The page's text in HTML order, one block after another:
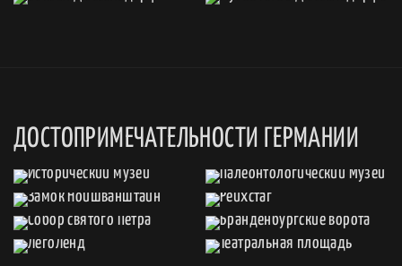
ДОСТОПРИМЕЧАТЕЛЬНОСТИ ГЕРМАНИИ